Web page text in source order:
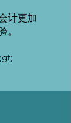
计更加
。